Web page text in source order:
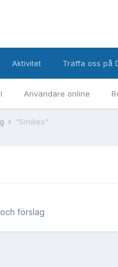
Användare online
Aktivitet Träffa oss på
"Smilies"
förslag